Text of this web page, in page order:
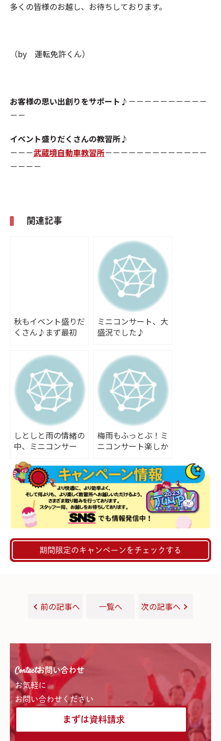
多くの皆様のお越し、お待ちしております。
（by 運転免許くん）
お客様の思い出創りをサポート♪ －－－－－－－－－－
－－
イベント盛りだくさんの教習所♪
－－－武蔵境自動車教習所－－－－－－－－－－－－－
－－－－
関連記事
秋もイベント盛りだ
くさん♪まず最初
ミニコンサート、大
盛況でした♪
しとしと雨の情緒の
中、ミニコンサー
梅雨もふっとぶ！ミ
ニコンサート楽しか
期間限定のキャンペーンをチェックする
前の記事へ 一覧へ 次の記事へ
Contactお問い合わせ
お気軽に
お問い合わせください
まずは資料請求